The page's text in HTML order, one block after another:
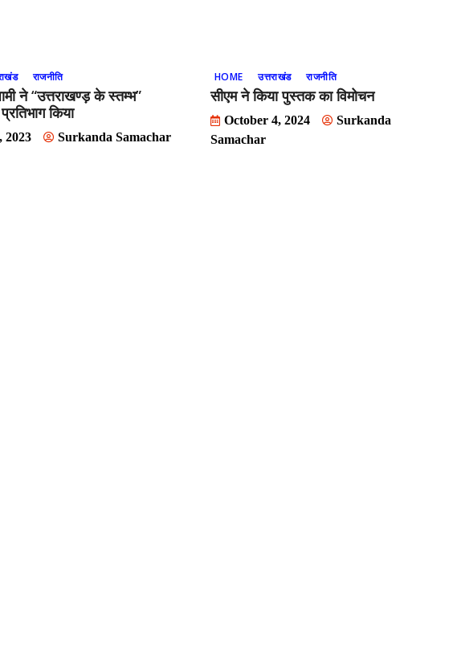
राजनीति
ने “उत्तराखण्ड़ के स्तम्भ”
किया
2023 Surkanda Samachar
HOME उत्तराखंड राजनीति
सीएम ने किया पुस्तक का विमोचन
October 4, 2024
Surkanda
Samachar